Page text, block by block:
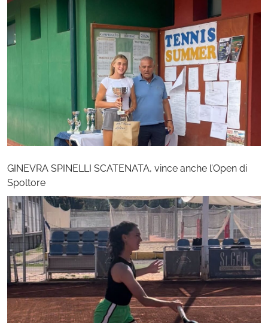
GINEVRA SPINELLI SCATENATA, vince anche l’Open di
Spoltore